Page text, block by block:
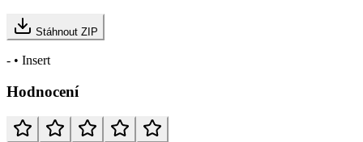
Stáhnout ZIP
- • Insert
Hodnocení